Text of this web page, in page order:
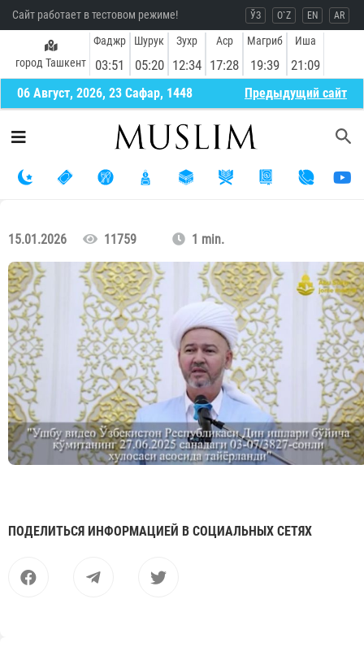
Сайт работает в тестовом режиме! ЎЗ O`Z EN AR
город Ташкент
Фаджр
03:51
Шурук
05:20
Зухр
12:34
Аср
17:28
Магриб
19:39
Иша
21:09
06 Август, 2026, 23 Сафар, 1448 Предыдущий сайт
15.01.2026 11759 1 min.
ПОДЕЛИТЬСЯ ИНФОРМАЦИЕЙ В СОЦИАЛЬНЫХ СЕТЯХ